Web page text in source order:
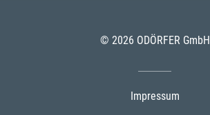
© 2026 ODÖRFER GmbH
Impressum